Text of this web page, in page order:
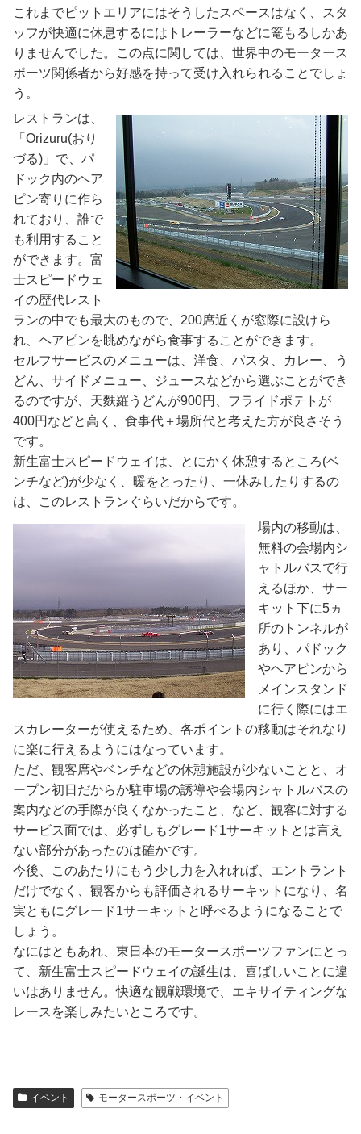
これまでピットエリアにはそうしたスペースはなく、スタ
ッフが快適に休息するにはトレーラーなどに篭もるしかあ
りませんでした。この点に関しては、世界中のモータース
ポーツ関係者から好感を持って受け入れられることでしょ
う。
レストランは、
「Orizuru(おり
づる)」で、パ
ドック内のヘア
ピン寄りに作ら
れており、誰で
も利用すること
ができます。富
士スピードウェ
イの歴代レスト
ランの中でも最大のもので、200席近くが窓際に設けら
れ、ヘアピンを眺めながら食事することができます。
セルフサービスのメニューは、洋食、パスタ、カレー、う
どん、サイドメニュー、ジュースなどから選ぶことができ
るのですが、天麩羅うどんが900円、フライドポテトが
400円などと高く、食事代＋場所代と考えた方が良さそう
です。
新生富士スピードウェイは、とにかく休憩するところ(ベ
ンチなど)が少なく、暖をとったり、一休みしたりするの
は、このレストランぐらいだからです。
場内の移動は、
無料の会場内シ
ャトルバスで行
えるほか、サー
キット下に5ヵ
所のトンネルが
あり、パドック
やヘアピンから
メインスタンド
に行く際にはエ
スカレーターが使えるため、各ポイントの移動はそれなり
に楽に行えるようにはなっています。
ただ、観客席やベンチなどの休憩施設が少ないことと、オ
ープン初日だからか駐車場の誘導や会場内シャトルバスの
案内などの手際が良くなかったこと、など、観客に対する
サービス面では、必ずしもグレード1サーキットとは言え
ない部分があったのは確かです。
今後、このあたりにもう少し力を入れれば、エントラント
だけでなく、観客からも評価されるサーキットになり、名
実ともにグレード1サーキットと呼べるようになることで
しょう。
なにはともあれ、東日本のモータースポーツファンにとっ
て、新生富士スピードウェイの誕生は、喜ばしいことに違
いはありません。快適な観戦環境で、エキサイティングな
レースを楽しみたいところです。
イベント モータースポーツ・イベント